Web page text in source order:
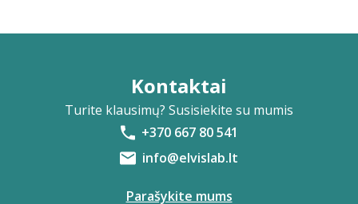
Kontaktai
Turite klausimų? Susisiekite su mumis
+370 667 80 541
info@elvislab.lt
Parašykite mums